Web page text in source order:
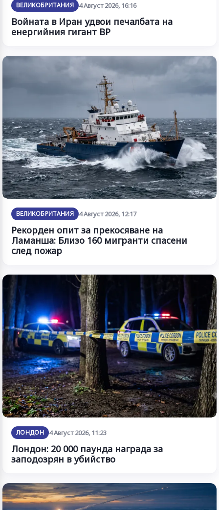
ВЕЛИКОБРИТАНИЯ 4 Август 2026, 16:16
Войната в Иран удвои печалбата на
енергийния гигант BP
ВЕЛИКОБРИТАНИЯ 4 Август 2026, 12:17
Рекорден опит за прекосяване на
Ламанша: Близо 160 мигранти спасени
след пожар
ЛОНДОН 4 Август 2026, 11:23
Лондон: 20 000 паунда награда за
заподозрян в убийство